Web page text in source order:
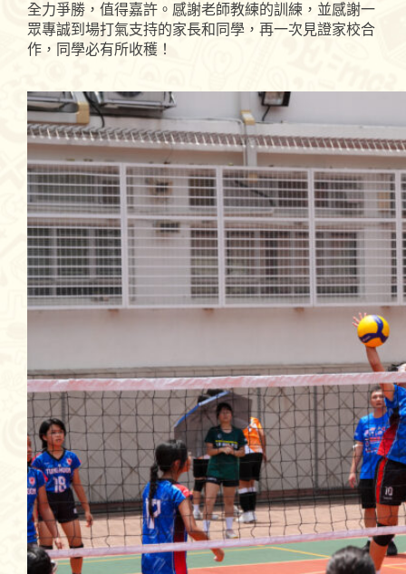
全力爭勝，值得嘉許。感謝老師教練的訓練，並感謝一
眾專誠到場打氣支持的家長和同學，再一次見證家校合
作，同學必有所收穫！